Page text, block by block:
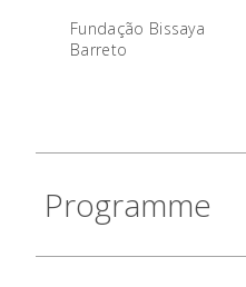
Fundação Bissaya
Barreto
Programme